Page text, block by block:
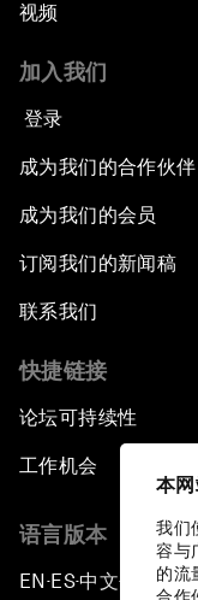
本
我们
容与
的流
视频
加入我们
登录
成为我们的合作伙伴
成为我们的会员
订阅我们的新闻稿
联系我们
快捷链接
论坛可持续性
工作机会
语言版本
EN ▪ ES▪中文▪ 日本語